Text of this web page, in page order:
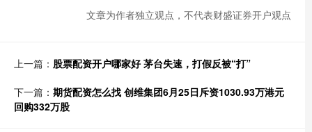
文章为作者独立观点，不代表财盛证券开户观点
上一篇： 股票配资开户哪家好 茅台失速，打假反被“打”
下一篇： 期货配资怎么找 创维集团6月25日斥资1030.93万港元
回购332万股